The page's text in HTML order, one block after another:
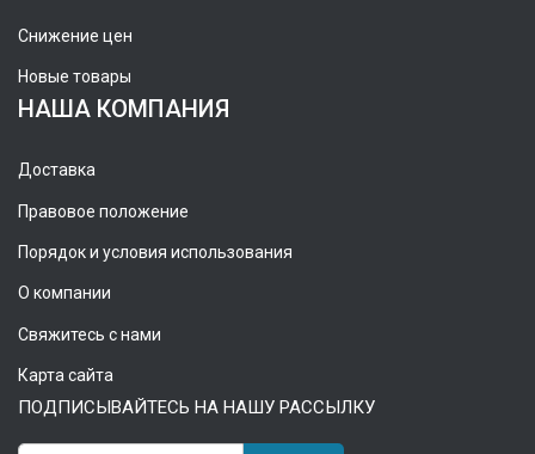
Снижение цен
Новые товары
НАША КОМПАНИЯ
Доставка
Правовое положение
Порядок и условия использования
О компании
Свяжитесь с нами
Карта сайта
ПОДПИСЫВАЙТЕСЬ НА НАШУ РАССЫЛКУ